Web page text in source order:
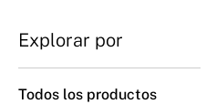
Explorar por
Todos los productos